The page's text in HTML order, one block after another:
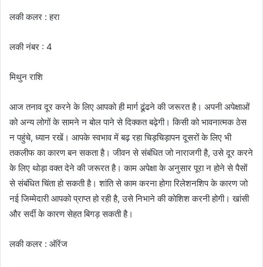
लकी कलर : हरा
लकी नंबर : 4
मिथुन राशि
आज तनाव दूर करने के लिए आपको ही मार्ग ढूंढने की जरूरत है। अपनी अपेक्षाओं
को अन्य लोगों के सामने न बोल पाने से दिक्कत बढ़ेगी। किसी को भावनात्मक ठेस
न पहुंचे, ध्यान रखें। आपके स्वभाव में बढ़ रहा चिड़चिड़ापन दूसरों के लिए भी
तकलीफ का कारण बन सकता है। जीवन से संबंधित जो नाराजगी है, उसे दूर करने
के लिए थोड़ा वक्त देने की जरूरत है। काम अपेक्षा के अनुसार पूरा न होने से पैसों
से संबंधित चिंता हो सकती है। शांति से काम करना होगा रिलेशनशिप के कारण जो
नई जिम्मेदारी आपको प्राप्त हो रही है, उसे निभाने की कोशिश करनी होगी। खांसी
और सर्दी के कारण सेहत बिगड़ सकती है।
लकी कलर : ऑरेंज